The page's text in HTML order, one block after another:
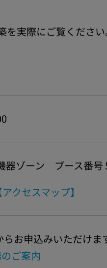
実際にご覧ください
ゾーン ブース番号
アクセスマップ】
お申込みいただけま
ご案内